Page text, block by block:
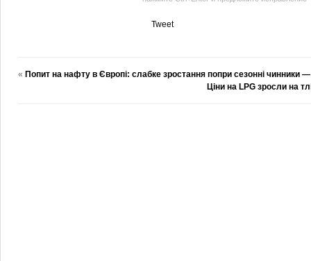
Tweet
« Попит на нафту в Європі: слабке зростання попри сезонні чинники —
Ціни на LPG зросли на